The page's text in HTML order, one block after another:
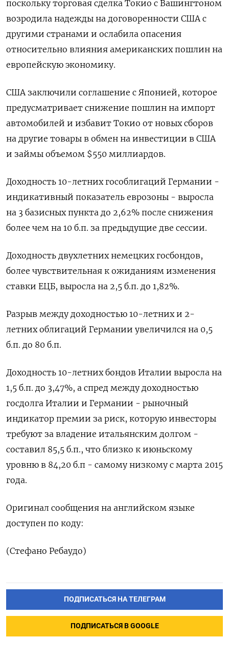
поскольку торговая сделка Токио с Вашингтоном
возродила надежды на договоренности США с
другими странами и ослабила опасения
относительно влияния американских пошлин на
европейскую экономику.
США заключили соглашение с Японией, которое
предусматривает снижение пошлин на импорт
автомобилей и избавит Токио от новых сборов
на другие товары в обмен на инвестиции в США
и займы объемом $550 миллиардов.
Доходность 10-летних гособлигаций Германии -
индикативный показатель еврозоны - выросла
на 3 базисных пункта до 2,62% после снижения
более чем на 10 б.п. за предыдущие две сессии.
Доходность двухлетних немецких госбондов,
более чувствительная к ожиданиям изменения
ставки ЕЦБ, выросла на 2,5 б.п. до 1,82%.
Разрыв между доходностью 10-летних и 2-
летних облигаций Германии увеличился на 0,5
б.п. до 80 б.п.
Доходность 10-летних бондов Италии выросла на
1,5 б.п. до 3,47%, а спред между доходностью
госдолга Италии и Германии - рыночный
индикатор премии за риск, которую инвесторы
требуют за владение итальянским долгом -
составил 85,5 б.п., что близко к июньскому
уровню в 84,20 б.п - самому низкому с марта 2015
года.
Оригинал сообщения на английском языке
доступен по коду:
(Стефано Ребаудо)
ПОДПИСАТЬСЯ НА ТЕЛЕГРАМ
ПОДПИСАТЬСЯ В GOOGLE